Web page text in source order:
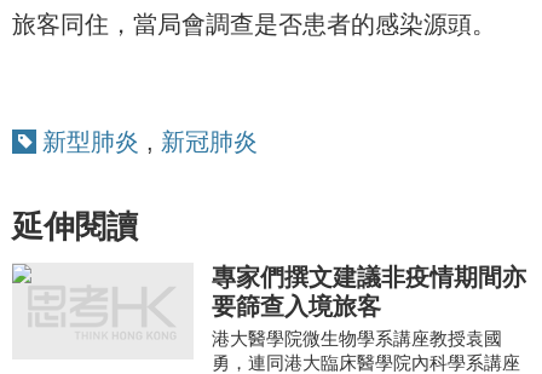
旅客同住，當局會調查是否患者的感染源頭。
新型肺炎 , 新冠肺炎
延伸閱讀
專家們撰文建議非疫情期間亦
要篩查入境旅客
港大醫學院微生物學系講座教授袁國
勇，連同港大臨床醫學院內科學系講座